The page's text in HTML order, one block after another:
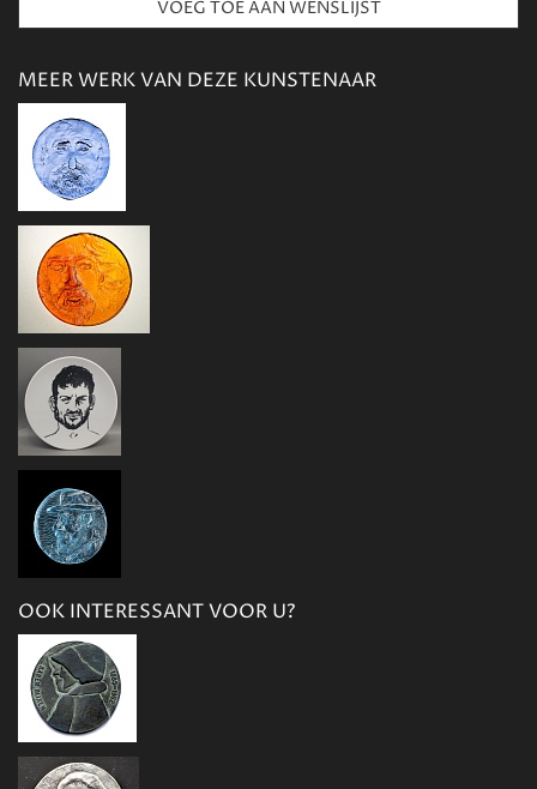
MEER WERK VAN DEZE KUNSTENAAR
OOK INTERESSANT VOOR U?